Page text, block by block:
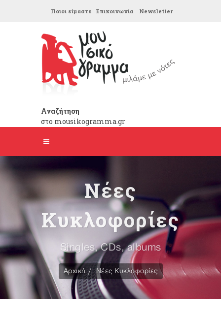
Ποιοι είμαστε Επικοινωνία Newsletter
Αναζήτηση
στο mousikogramma.gr
Νέες
Κυκλοφορίες
Singles, CDs, albums
Αρχική Νέες Κυκλοφορίες